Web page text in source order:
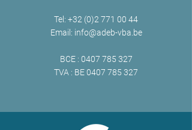
Tel: +32 (0)2 771 00 44
Email: info@adeb-vba.be
BCE : 0407 785 327
TVA : BE0407 785 327